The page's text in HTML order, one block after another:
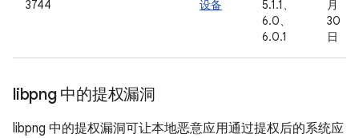
3744 设备
5.1.1、
6.0、
6.0.1
月
30
日
libpng 中的提权漏洞
libpng 中的提权漏洞可让本地恶意应用通过提权后的系统应